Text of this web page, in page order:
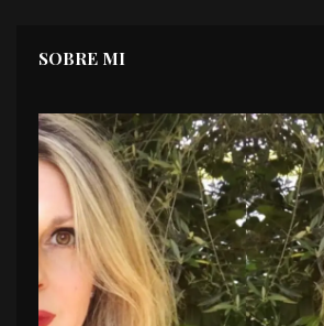
SOBRE MI